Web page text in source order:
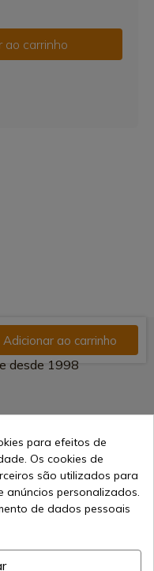
ao carrinho
Adicionar ao carrinho
desde 1998
para efeitos de
Os cookies de
são utilizados para
anúncios personalizados.
de dados pessoais